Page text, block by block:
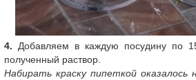
4. Добавляем в каждую посудину по
полученный раствор.
Набирать краску пипеткой